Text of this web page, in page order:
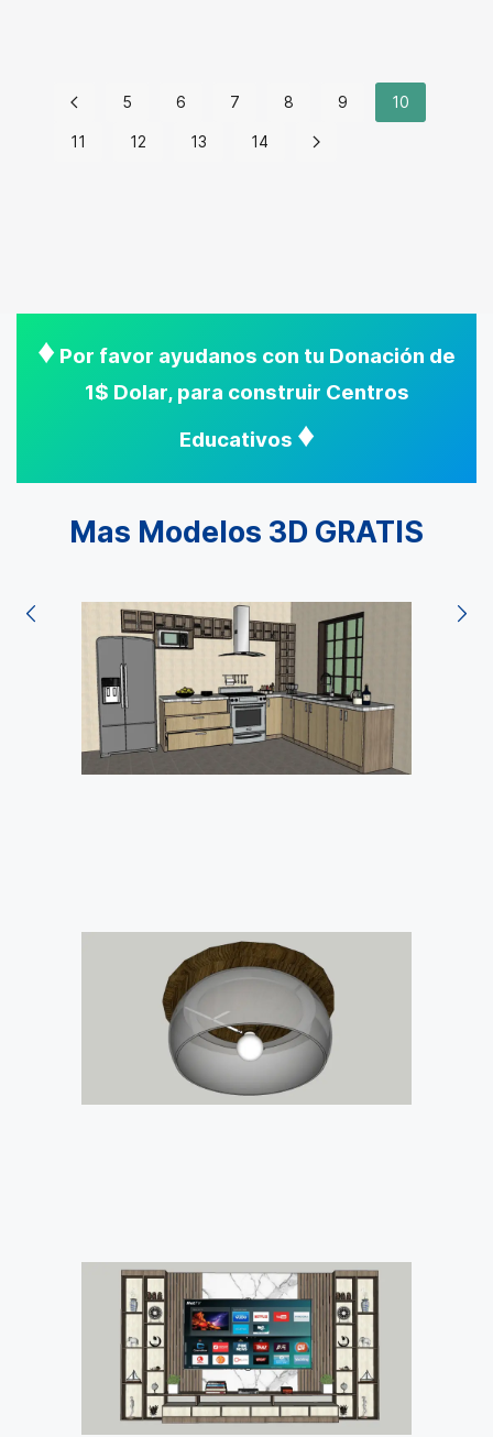
5 6 7 8 9 10
11 12 13 14
♦ Por favor ayudanos con tu Donación de
1$ Dolar, para construir Centros
Educativos ♦
Mas Modelos 3D GRATIS